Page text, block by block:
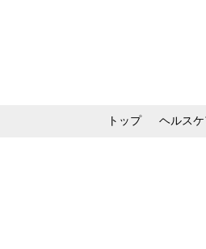
トップ ヘルスケ